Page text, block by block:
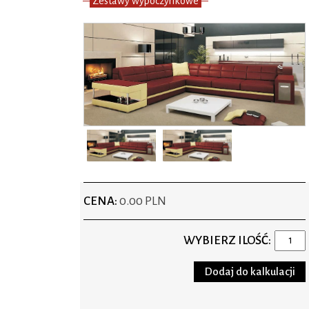
CENA:0.00 PLN
WYBIERZ ILOŚĆ: